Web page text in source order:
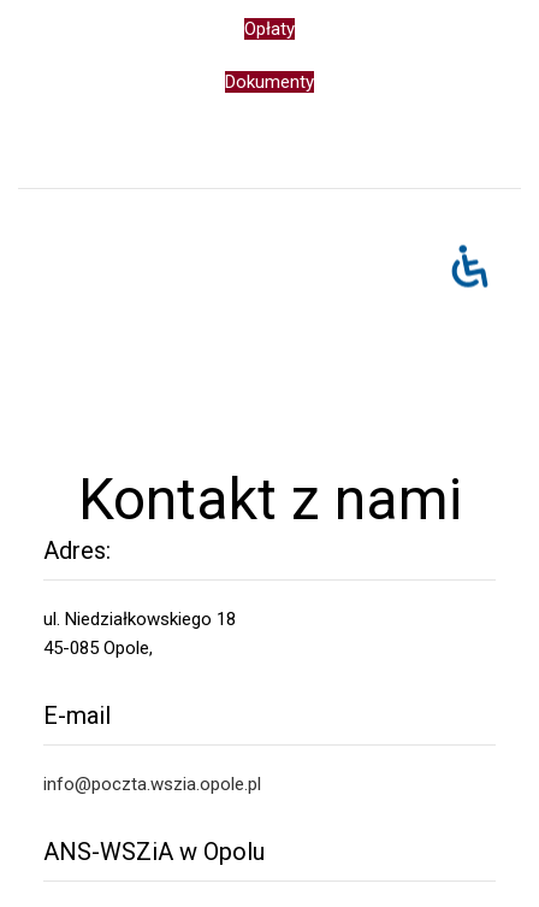
Opłaty
Dokumenty
Kontakt z nami
Adres:
ul. Niedziałkowskiego 18
45-085 Opole,
E-mail
info@poczta.wszia.opole.pl
ANS-WSZiA w Opolu